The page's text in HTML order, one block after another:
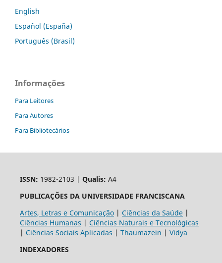
English
Español (España)
Português (Brasil)
Informações
Para Leitores
Para Autores
Para Bibliotecários
ISSN: 1982-2103 | Qualis: A4
PUBLICAÇÕES DA UNIVERSIDADE FRANCISCANA
Artes, Letras e Comunicação| Ciências da Saúde|
Ciências Humanas | Ciências Naturais e Tecnológicas
| Ciências Sociais Aplicadas | Thaumazein | Vidya
INDEXADORES